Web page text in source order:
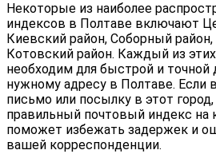
Некоторые из наиболее
индексов в Полтаве включают
Киевский район, Соборный
Котовский район. Каждый из
необходим для быстрой и точной
нужному адресу в Полтаве. Если
письмо или посылку в этот город,
правильный почтовый индекс на
поможет избежать задержек и
вашей корреспонденции.